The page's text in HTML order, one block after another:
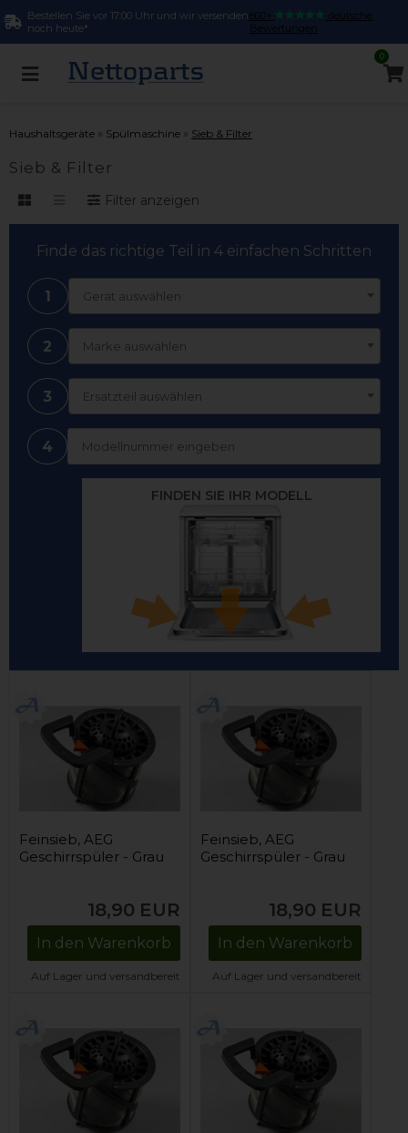
Bestellen Sie vor 17:00 Uhr und wir versenden
noch heute*
800+
deutsche
Bewertungen
0
Haushaltsgeräte » Spülmaschine » Sieb & Filter
Sieb & Filter
Filter anzeigen
Finde das richtige Teil in 4 einfachen Schritten
1 Gerät auswählen
2 Marke auswählen
3 Ersatzteil auswählen
4
FINDEN SIE IHR MODELL
Feinsieb, AEG
Geschirrspüler - Grau
18,90 EUR
In den Warenkorb
Auf Lager und versandbereit
Feinsieb, AEG
Geschirrspüler - Grau
18,90 EUR
In den Warenkorb
Auf Lager und versandbereit